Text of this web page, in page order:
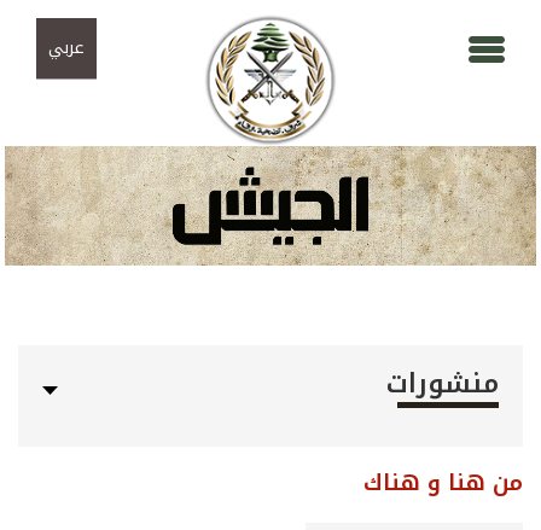
عربي
منشورات
من هنا و هناك